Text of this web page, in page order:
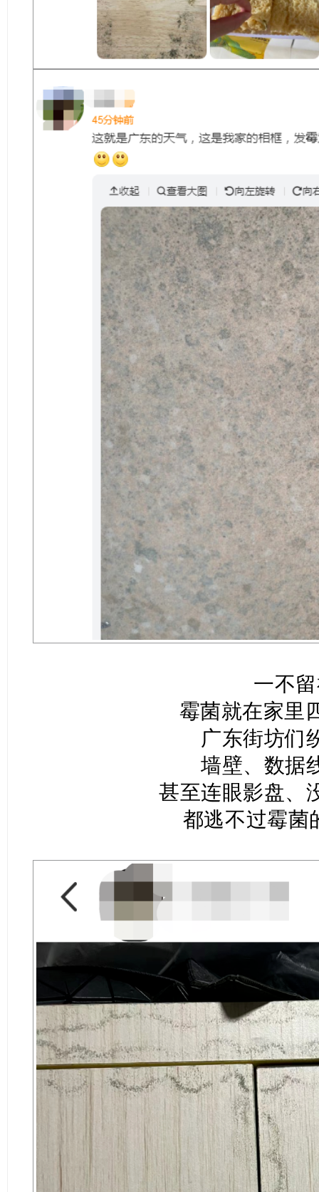
一不
霉菌就在家里
广东街坊们
墙壁、数据
甚至连眼影盘、
都逃不过霉